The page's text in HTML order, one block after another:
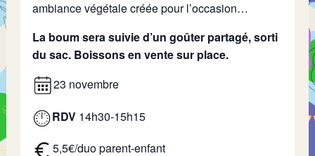
ambiance végétale créée pour l’occasion…
La boum sera suivie d’un goûter partagé, sorti
du sac. Boissons en vente sur place.
23 novembre
RDV 14h30-15h15
5,5€/duo parent-enfant